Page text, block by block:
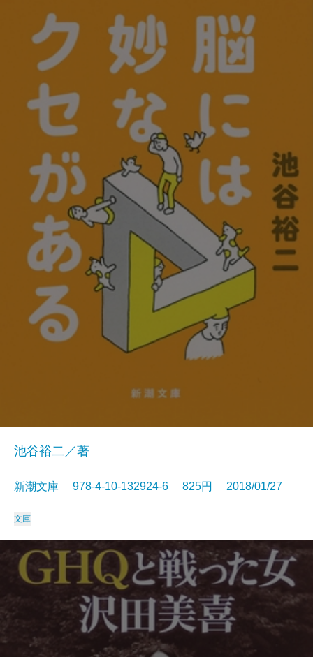
池谷裕二／著
新潮文庫 978-4-10-132924-6 825円 2018/01/27
文庫